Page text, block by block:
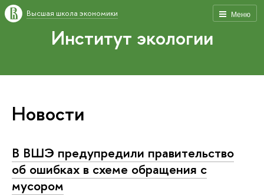
Меню
Высшая школа экономики
Институт экологии
Новости
В ВШЭ предупредили правительство
об ошибках в схеме обращения с
мусором